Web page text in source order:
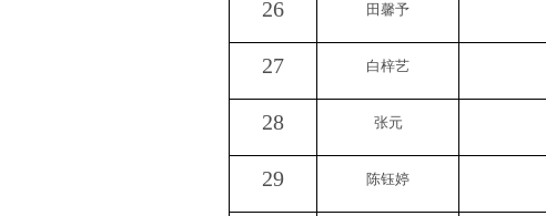
26 田馨予
27 白梓艺
28 张元
29 陈钰婷